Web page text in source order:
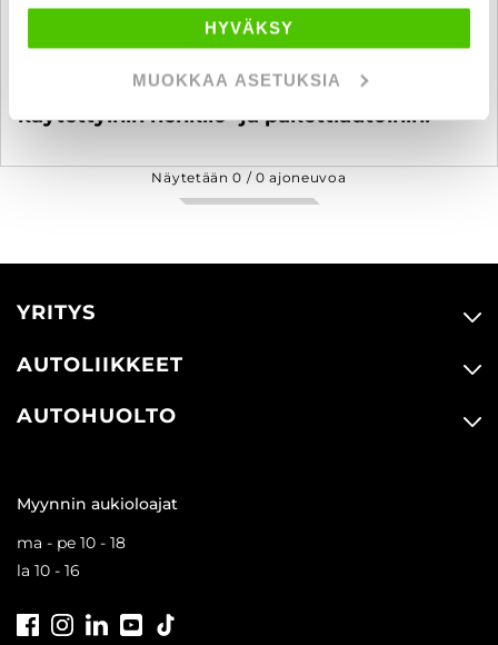
HYVÄKSY
MUOKKAA ASETUKSIA
6 kk koroton ja kuluton maksuaika
käytettyihin henkilö- ja pakettiautoihin!
Näytetään0 /0 ajoneuvoa
YRITYS
AUTOLIIKKEET
AUTOHUOLTO
Myynnin aukioloajat
ma - pe 10 - 18
la 10 - 16
FacebookInstagramLinkedInYoutube